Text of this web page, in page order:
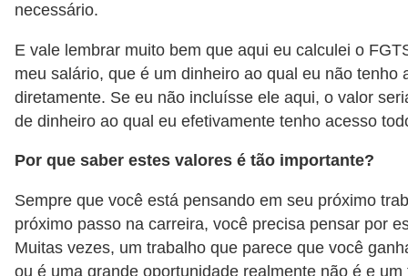
necessário.
E vale lembrar muito bem que aqui eu calculei o
meu salário, que é um dinheiro ao qual eu não tenho
diretamente. Se eu não incluísse ele aqui, o valor
de dinheiro ao qual eu efetivamente tenho acesso
Por que saber estes valores é tão importante?
Sempre que você está pensando em seu próximo
próximo passo na carreira, você precisa pensar por
Muitas vezes, um trabalho que parece que você
ou é uma grande oportunidade realmente não é e um